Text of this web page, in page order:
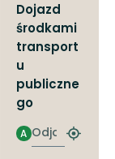
Dojazd
środkami
transport
u
publiczne
go
Odjazd
A
Znajdź